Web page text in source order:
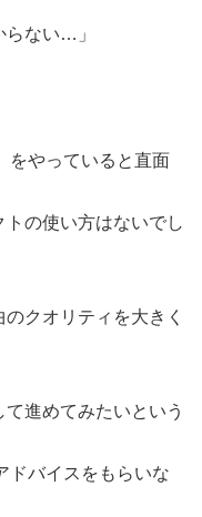
ない…」
をやっていると直面
の使い方はないでし
クオリティを大きく
進めてみたいという
ドバイスをもらいな